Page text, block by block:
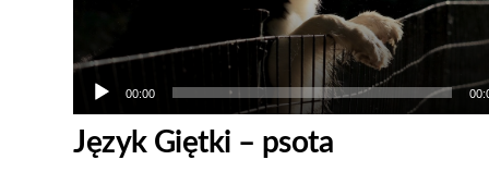
00:00
Język Giętki – psota